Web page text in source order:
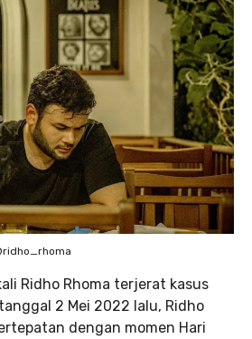
Ridho Rhoma terjerat kasus
2 Mei 2022 lalu, Ridho
dengan momen Hari